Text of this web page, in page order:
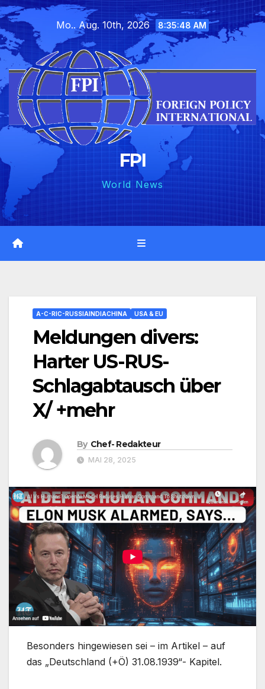
Skip
to
content
Mo.. Aug. 10th, 2026 8:35:49 AM
FPI
World News
A-C-RIC-RUSSIAINDIACHINA USA & EU
Meldungen divers:
Harter US-RUS-
Schlagabtausch über
X/ +mehr
By Chef- Redakteur
MAI 28, 2025
Besonders hingewiesen sei – im Artikel – auf
das „Deutschland (+Ö) 31.08.1939“- Kapitel.